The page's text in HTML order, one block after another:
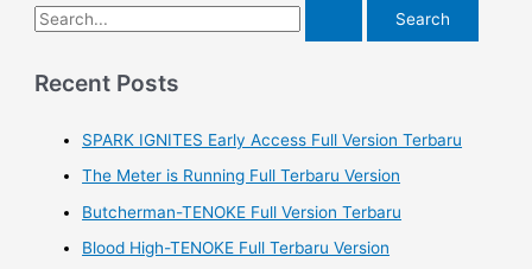
S
a
Recent Posts
SPARK IGNITES Early Access Full Version Terbaru
The Meter is Running Full Terbaru Version
Butcherman-TENOKE Full Version Terbaru
Blood High-TENOKE Full Terbaru Version